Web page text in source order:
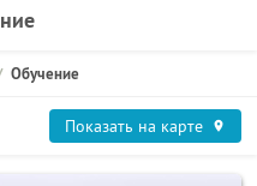
Обучение
Показать на карте